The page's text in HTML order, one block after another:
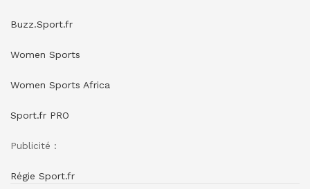
Buzz.Sport.fr
Women Sports
Women Sports Africa
Sport.fr PRO
Publicité :
Régie Sport.fr